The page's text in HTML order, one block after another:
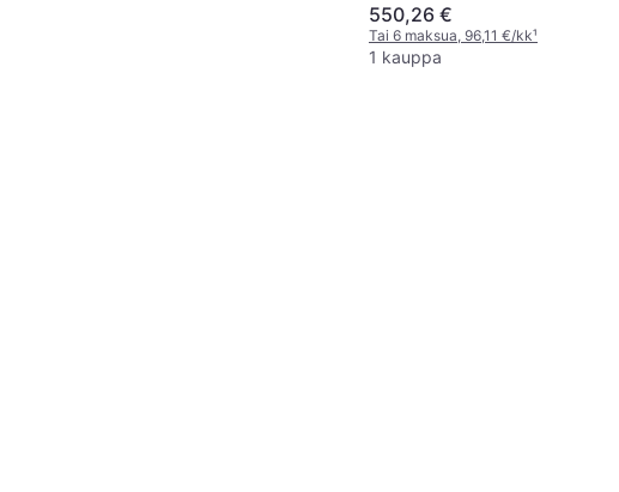
550,26 €
Tai 6 maksua, 96,11 €/kk¹
1 kauppa